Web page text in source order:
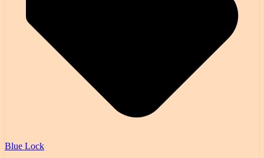
Blue Lock